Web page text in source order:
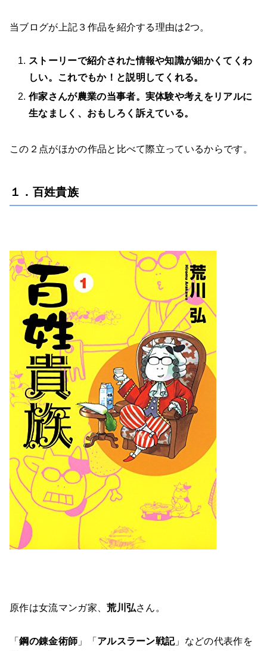
当ブログが上記３作品を紹介する理由は2つ。
ストーリーで紹介された情報や知識が細かくてくわ
しい。これでもか！と説明してくれる。
作家さんが農業の当事者。実体験や考えをリアルに
生なましく、おもしろく訴えている。
この２点がほかの作品と比べて際立っているからです。
１．百姓貴族
原作は女流マンガ家、荒川弘さん。
「鋼の錬金術師 」「 アルスラーン戦記」などの代表作を